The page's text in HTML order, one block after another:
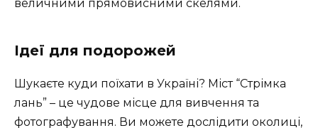
величними прямовисними скелями.
Ідеї для подорожей
Шукаєте куди поїхати в Україні? Міст “Стрімка
лань” – це чудове місце для вивчення та
фотографування. Ви можете дослідити околиці,